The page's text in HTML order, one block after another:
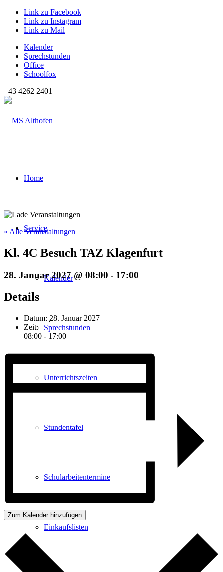
Link zu Facebook
Link zu Instagram
Link zu Mail
Kalender
Sprechstunden
Office
Schoolfox
+43 4262 2401
Home
Service
Kalender
Sprechstunden
Unterrichtszeiten
Stundentafel
Schularbeitentermine
Einkaufslisten
« Alle Veranstaltungen
Kl. 4C Besuch TAZ Klagenfurt
28. Januar 2027 @ 08:00 - 17:00
Details
Datum: 28. Januar 2027
Zeit:
08:00 - 17:00
Zum Kalender hinzufügen